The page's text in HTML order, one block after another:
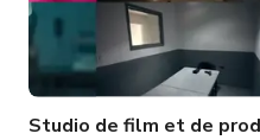
Studio de film et de